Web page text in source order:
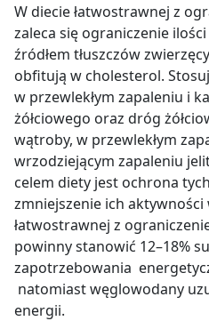
W diecie łatwostrawnej z
zaleca się ograniczenie
źródłem tłuszczów
obfitują w cholesterol.
w przewlekłym zapaleniu i
żółciowego oraz dróg
wątroby, w przewlekłym
wrzodziejącym zapaleniu
celem diety jest ochrona
zmniejszenie ich aktywności
łatwostrawnej z
powinny stanowić 12–18%
zapotrzebowania
natomiast węglowodany
energii.